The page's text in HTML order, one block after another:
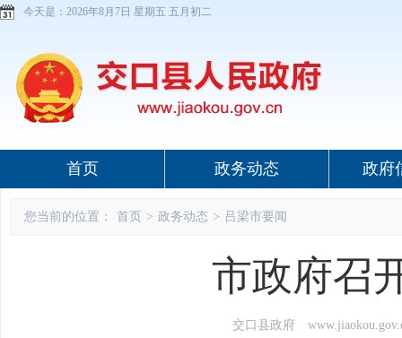
今天是： 2026年8月7日 星期五 五月初二
首页 政务动态 政府
您当前的位置： 首页 > 政务动态 > 吕梁市要闻
市政府召
交口县政府